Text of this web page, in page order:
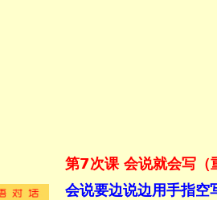
第7次课 会说就会写（
考试）
会说要边说边用手指空